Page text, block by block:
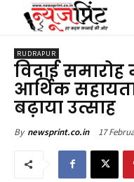
RUDRAPUR
विदाई समारोह
आर्थिक
बढ़ाया उत्साह
By newsprint.co.in 17